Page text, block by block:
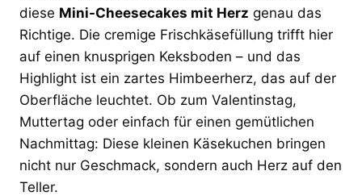
diese Mini-Cheesecakes mit Herz genau das
Richtige. Die cremige Frischkäsefüllung trifft hier
auf einen knusprigen Keksboden – und das
Highlight ist ein zartes Himbeerherz, das auf der
Oberfläche leuchtet. Ob zum Valentinstag,
Muttertag oder einfach für einen gemütlichen
Nachmittag: Diese kleinen Käsekuchen bringen
nicht nur Geschmack, sondern auch Herz auf den
Teller.